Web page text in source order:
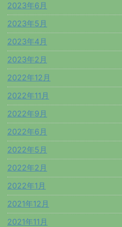
2023年6月
2023年5月
2023年4月
2023年2月
2022年12月
2022年11月
2022年9月
2022年6月
2022年5月
2022年2月
2022年1月
2021年12月
2021年11月